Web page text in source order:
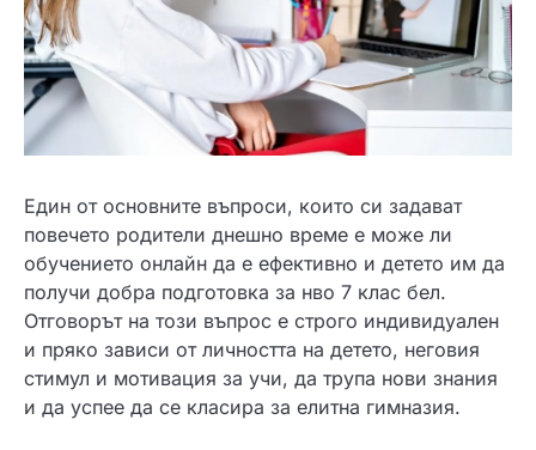
Един от основните въпроси, които си задават
повечето родители днешно време е може ли
обучението онлайн да е ефективно и детето им да
получи добра подготовка за нво 7 клас бел.
Отговорът на този въпрос е строго индивидуален
и пряко зависи от личността на детето, неговия
стимул и мотивация за учи, да трупа нови знания
и да успее да се класира за елитна гимназия.